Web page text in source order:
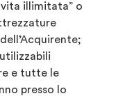
vita illimitata” o
e tutte le
presso lo